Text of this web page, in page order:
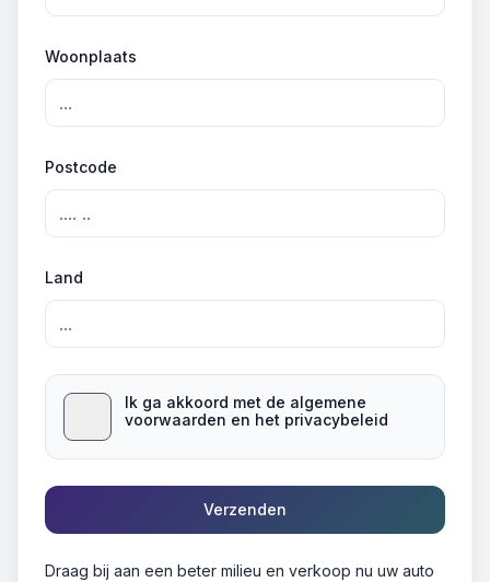
Woonplaats
Postcode
Land
Ik ga akkoord met de algemene
voorwaarden en het privacybeleid
Verzenden
Draag bij aan een beter milieu en verkoop nu uw auto